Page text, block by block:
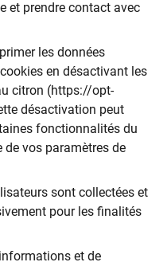
et prendre contact avec
les données
en désactivant les
citron (https://opt-
désactivation peut
fonctionnalités du
de vos paramètres de
sont collectées et
pour les finalités
et de